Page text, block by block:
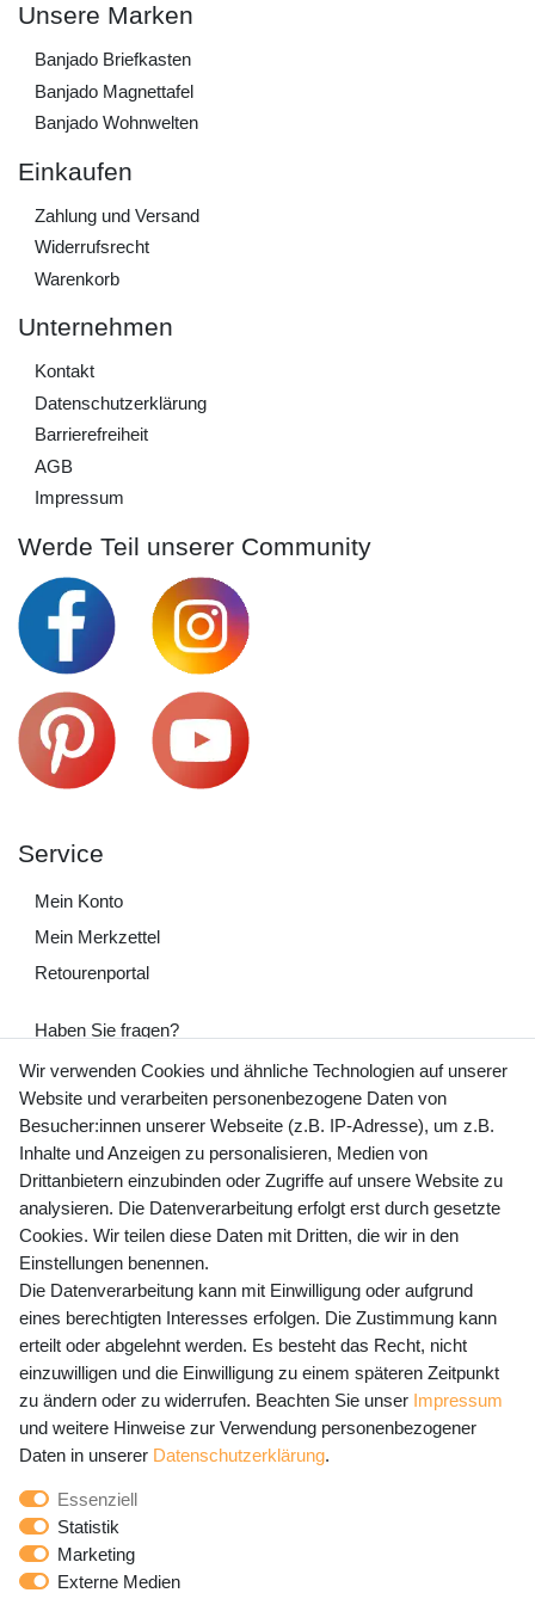
Unsere Marken
Banjado Briefkasten
Banjado Magnettafel
Banjado Wohnwelten
Einkaufen
Zahlung und Versand
Widerrufs­recht
Warenkorb
Unternehmen
Kontakt
Daten­schutz­erklärung
Barrierefreiheit
AGB
Impressum
Werde Teil unserer Community
Service
Mein Konto
Mein Merkzettel
Retourenportal
Haben Sie fragen?
+49 (0) 35243 460 400
Mo-Fr 9-15 Uhr
shop@banjado.com
Preisangaben inkl. gesetzl. MwSt. und zzgl. Service- und
Versandkosten
Newsletter Anmeldung - Keine Angebote
mehr verpassen!
E-MAIL **
Newsletter
Honig
Hiermit bestätige ich, dass ich die
gelesen habe. Meine Einwilligung kann ich jederzeit
widerrufen.**
Wir verwenden Cookies und ähnliche Technologien auf unserer
Website und verarbeiten personenbezogene Daten von
Besucher:innen unserer Webseite (z.B. IP-Adresse), um z.B.
Inhalte und Anzeigen zu personalisieren, Medien von
Drittanbietern einzubinden oder Zugriffe auf unsere Website zu
analysieren. Die Datenverarbeitung erfolgt erst durch gesetzte
Cookies. Wir teilen diese Daten mit Dritten, die wir in den
Einstellungen benennen.
Die Datenverarbeitung kann mit Einwilligung oder aufgrund
eines berechtigten Interesses erfolgen. Die Zustimmung kann
erteilt oder abgelehnt werden. Es besteht das Recht, nicht
einzuwilligen und die Einwilligung zu einem späteren Zeitpunkt
zu ändern oder zu widerrufen. Beachten Sie unser Impressum
und weitere Hinweise zur Verwendung personenbezogener
Daten in unserer Daten­schutz­erklärung.
Essenziell
Statistik
Marketing
Externe Medien